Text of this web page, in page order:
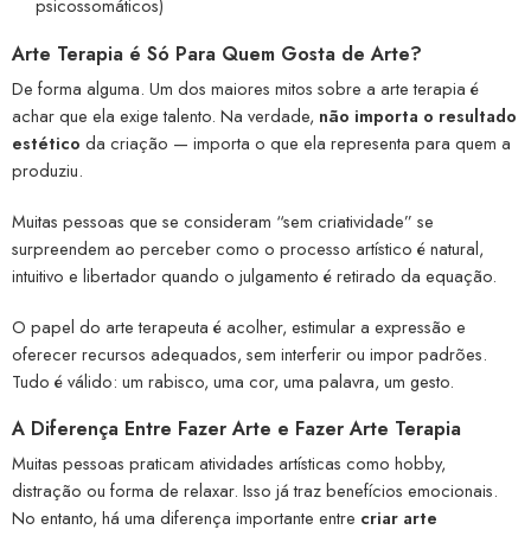
Arte Terapia é Só Para Quem Gosta de Arte?
De forma alguma. Um dos maiores mitos sobre a arte terapia é
achar que ela exige talento. Na verdade, não importa o resultado
estético da criação — importa o que ela representa para quem a
produziu.
Muitas pessoas que se consideram “sem criatividade” se
surpreendem ao perceber como o processo artístico é natural,
intuitivo e libertador quando o julgamento é retirado da equação.
O papel do arte terapeuta é acolher, estimular a expressão e
oferecer recursos adequados, sem interferir ou impor padrões.
Tudo é válido: um rabisco, uma cor, uma palavra, um gesto.
A Diferença Entre Fazer Arte e Fazer Arte Terapia
Muitas pessoas praticam atividades artísticas como hobby,
distração ou forma de relaxar. Isso já traz benefícios emocionais.
No entanto, há uma diferença importante entre criar arte